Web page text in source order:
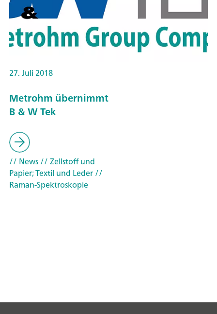
27. Juli 2018
Metrohm übernimmt
B & W Tek
// News// Zellstoff und
Papier; Textil und Leder//
Raman-Spektroskopie